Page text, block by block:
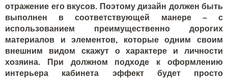
отражение его вкусов. Поэтому дизайн должен быть
выполнен в соответствующей манере – с
использованием преимущественно дорогих
материалов и элементов, которые одним своим
внешним видом скажут о характере и личности
хозяина. При должном подходе к оформлению
интерьера кабинета эффект будет просто